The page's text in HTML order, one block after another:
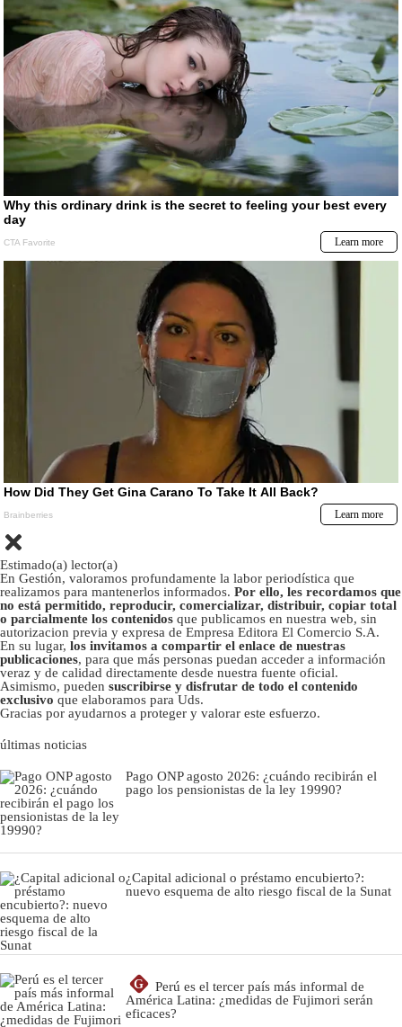
Estimado(a) lector(a)
En Gestión, valoramos profundamente la labor periodística que
realizamos para mantenerlos informados. Por ello, les recordamos que
no está permitido, reproducir, comercializar, distribuir, copiar total
o parcialmente los contenidos que publicamos en nuestra web, sin
autorizacion previa y expresa de Empresa Editora El Comercio S.A.
En su lugar, los invitamos a compartir el enlace de nuestras
publicaciones, para que más personas puedan acceder a información
veraz y de calidad directamente desde nuestra fuente oficial.
Asimismo, pueden suscribirse y disfrutar de todo el contenido
exclusivo que elaboramos para Uds.
Gracias por ayudarnos a proteger y valorar este esfuerzo.
últimas noticias
Pago ONP agosto 2026: ¿cuándo recibirán el
pago los pensionistas de la ley 19990?
¿Capital adicional o préstamo encubierto?:
nuevo esquema de alto riesgo fiscal de la Sunat
G
Perú es el tercer país más informal de
América Latina: ¿medidas de Fujimori serán
eficaces?